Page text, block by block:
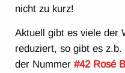
nicht zu kurz!
Aktuell gibt es viele der
reduziert, so gibt es
der Nummer #42 Rosé